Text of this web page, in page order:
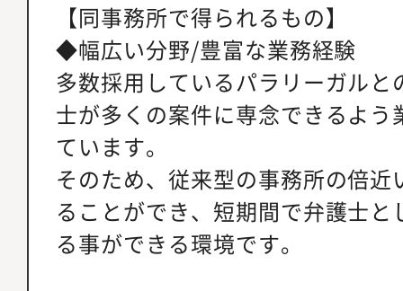
【同事務所で得られるもの】
◆幅広い分野/豊富な業務経験
多数採用しているパラリーガル
士が多くの案件に専念できるよ
ています。
そのため、従来型の事務所の倍
ることができ、短期間で弁護士
る事ができる環境です。